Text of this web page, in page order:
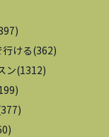
)
ける(362)
ン(1312)
)
377)
)